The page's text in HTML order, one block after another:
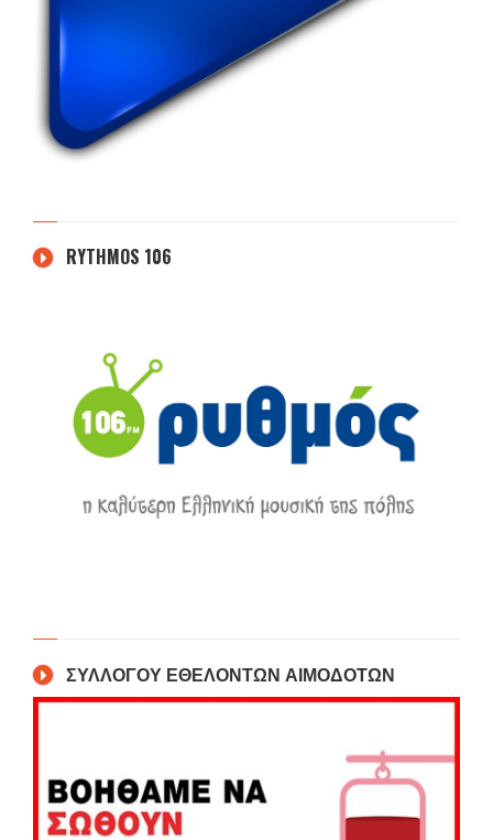
RYTHMOS 106
ΣΥΛΛΟΓΟΥ ΕΘΕΛΟΝΤΩΝ ΑΙΜΟΔΟΤΩΝ